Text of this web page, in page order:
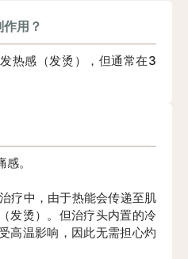
用？
热感（发烫），但通常在3
。
疗中，由于热能会传递至肌
发烫）。但治疗头内置的冷
高温影响，因此无需担心灼